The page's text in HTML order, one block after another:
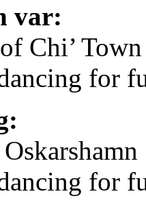
var:
Chi’ Town
for
for